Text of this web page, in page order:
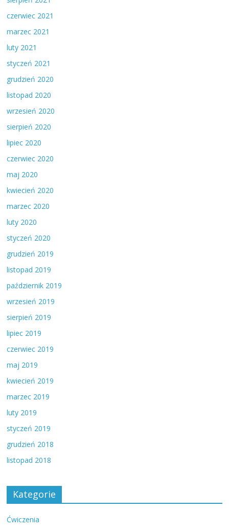
czerwiec 2021
marzec 2021
luty 2021
styczeń 2021
grudzień 2020
listopad 2020
wrzesień 2020
sierpień 2020
lipiec 2020
czerwiec 2020
maj 2020
kwiecień 2020
marzec 2020
luty 2020
styczeń 2020
grudzień 2019
listopad 2019
październik 2019
wrzesień 2019
sierpień 2019
lipiec 2019
czerwiec 2019
maj 2019
kwiecień 2019
marzec 2019
luty 2019
styczeń 2019
grudzień 2018
listopad 2018
Kategorie
Ćwiczenia